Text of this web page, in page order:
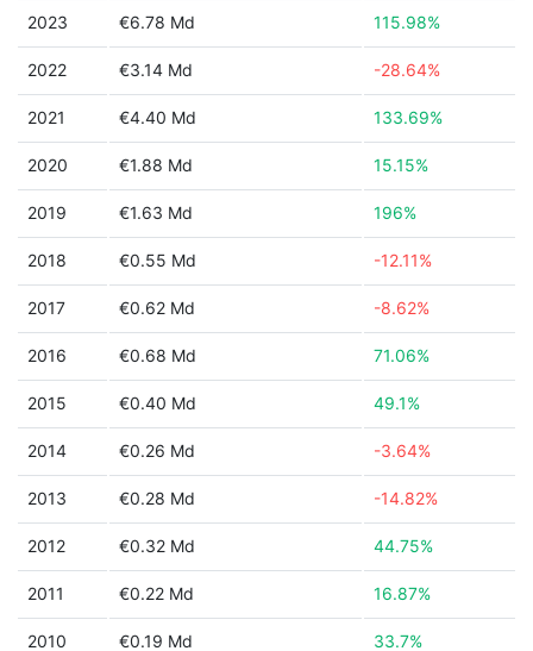
2023 €6.78 Md 115.98%
2022 €3.14 Md -28.64%
2021 €4.40 Md 133.69%
2020 €1.88 Md 15.15%
2019 €1.63 Md 196%
2018 €0.55 Md -12.11%
2017 €0.62 Md -8.62%
2016 €0.68 Md 71.06%
2015 €0.40 Md 49.1%
2014 €0.26 Md -3.64%
2013 €0.28 Md -14.82%
2012 €0.32 Md 44.75%
2011 €0.22 Md 16.87%
2010 €0.19 Md 33.7%